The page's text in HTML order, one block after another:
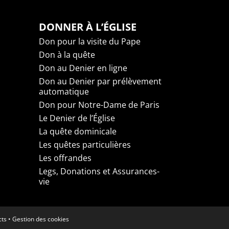
DONNER À L’ÉGLISE
Don pour la visite du Pape
Don à la quête
Don au Denier en ligne
Don au Denier par prélèvement
automatique
Don pour Notre-Dame de Paris
Le Denier de l’Église
La quête dominicale
Les quêtes particulières
Les offrandes
Legs, Donations et Assurances-
vie
• Gestion des cookies